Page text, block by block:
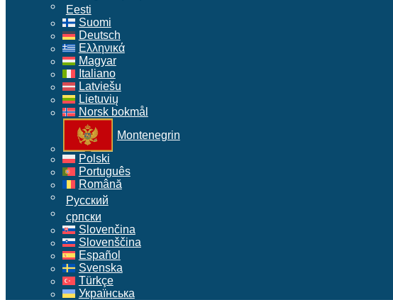
Eesti
Suomi
Deutsch
Ελληνικά
Magyar
Italiano
Latviešu
Lietuvių
Norsk bokmål
Montenegrin
Polski
Português
Română
Русский
српски
Slovenčina
Slovenščina
Español
Svenska
Türkçe
Українська